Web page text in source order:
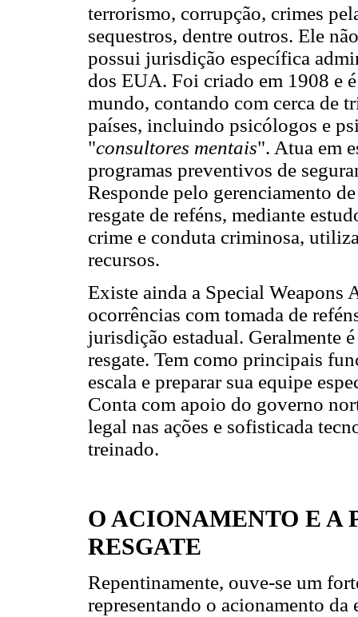
terrorismo, corrupção, crimes
sequestros, dentre outros. Ele
possui jurisdição específica
dos EUA. Foi criado em 1908 e
mundo, contando com cerca de
países, incluindo psicólogos e
"consultores mentais". Atua em
programas preventivos de
Responde pelo gerenciamento
resgate de reféns, mediante
crime e conduta criminosa,
recursos.
Existe ainda a Special Weapons
ocorrências com tomada de
jurisdição estadual. Geralmente
resgate. Tem como principais
escala e preparar sua equipe
Conta com apoio do governo
legal nas ações e sofisticada
treinado.
O ACIONAMENTO E A
RESGATE
Repentinamente, ouve-se um
representando o acionamento